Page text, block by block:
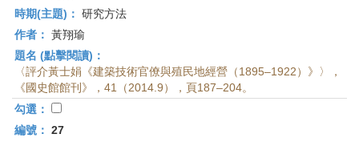
時期(主題)： 研究方法
作者： 黃翔瑜
題名 (點擊閱讀)：
〈評介黃士娟《建築技術官僚與殖民地經營（1895–1922）》〉，
《國史館館刊》，41（2014.9），頁187–204。
勾選：
編號： 27